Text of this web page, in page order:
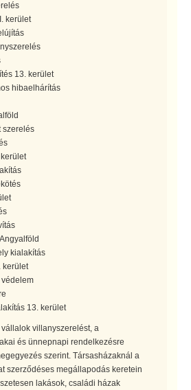
kerület
13. kerület
hibaelhárítás
szerelés
kialakítás
kerület
13. kerület
villanyszerelést, a
és ünnepnapi rendelkezésre
szerint. Társasházaknál a
szerződéses megállapodás keretein
lakások, családi házak